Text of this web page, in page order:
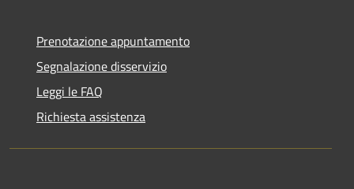
Prenotazione appuntamento
Segnalazione disservizio
Leggi le FAQ
Richiesta assistenza